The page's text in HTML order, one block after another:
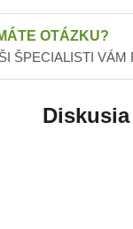
OTÁZKU?
ŠPECIALISTI VÁM
Diskusia